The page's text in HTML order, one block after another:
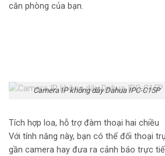
căn phòng của bạn.
Camera IP không dây Dahua IPC-C15P
Tích hợp loa, hỗ trợ đàm thoại hai chiều
Với tính năng này, bạn có thể đối thoại
gần camera hay đưa ra cảnh báo trực